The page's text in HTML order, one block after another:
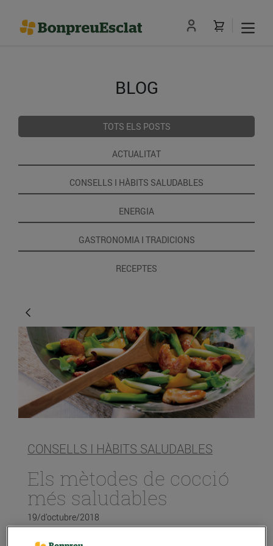
BLOG
TOTS ELS POSTS
ACTUALITAT
CONSELLS I HÀBITS SALUDABLES
ENERGIA
GASTRONOMIA I TRADICIONS
RECEPTES
CONSELLS I HÀBITS SALUDABLES
Els mètodes de cocció
més saludables
19/d’octubre/2018